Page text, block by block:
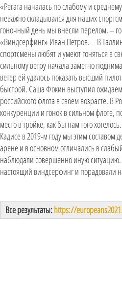
«Регата началась по слабому и
неважно складывался для наших
гоночный день мы внесли перелом, –
«Виндсерфинг» Иван Петров. – В
спортсмены любят и умеют гоняться в
сильному ветру начала заметно
ветер ей удалось показать высший
быстрой. Саша Фокин выступил
российского флота в своем возрасте. В
конкуренции и гонок в сильном флоте,
место в тройке, как бы нам того
Кадисе в 2019-м году мы этим
арене и в основном отличались в
наблюдали совершенно иную
настоящий виндсерфинг и порадовали
Все результаты:https://